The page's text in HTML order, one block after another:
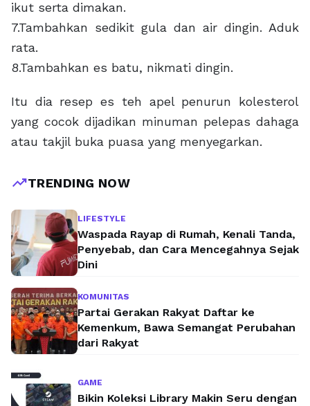
ikut serta dimakan.
7.Tambahkan sedikit gula dan air dingin. Aduk
rata.
8.Tambahkan es batu, nikmati dingin.
Itu dia resep es teh apel penurun kolesterol
yang cocok dijadikan minuman pelepas dahaga
atau takjil buka puasa yang menyegarkan.
trending_upTRENDING NOW
LIFESTYLE
Waspada Rayap di Rumah, Kenali Tanda,
Penyebab, dan Cara Mencegahnya Sejak
Dini
KOMUNITAS
Partai Gerakan Rakyat Daftar ke
Kemenkum, Bawa Semangat Perubahan
dari Rakyat
GAME
Bikin Koleksi Library Makin Seru dengan